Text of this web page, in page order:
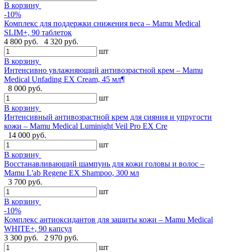
В корзину
-10%
Комплекс для поддержки снижения веса – Mamu Medical
SLIM+, 90 таблеток
4 800 руб.
4 320 руб.
шт
В корзину
Интенсивно увлажняющий антивозрастной крем – Mamu
Medical Unfading EX Cream, 45 мл¶
8 000 руб.
шт
В корзину
Интенсивный антивозрастной крем для сияния и упругости
кожи – Mamu Medical Luminight Veil Pro EX Cre
14 000 руб.
шт
В корзину
Восстанавливающий шампунь для кожи головы и волос –
Mamu L'ab Regene EX Shampoo, 300 мл
3 700 руб.
шт
В корзину
-10%
Комплекс антиоксидантов для защиты кожи – Mamu Medical
WHITE+, 90 капсул
3 300 руб.
2 970 руб.
шт